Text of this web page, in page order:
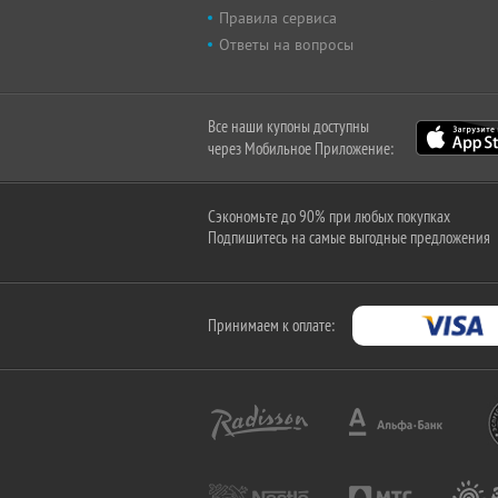
Правила сервиса
Ответы на вопросы
Все наши купоны доступны
через Мобильное Приложение:
Сэкономьте до 90% при любых покупках
Подпишитесь на самые выгодные предложения
Принимаем к оплате: